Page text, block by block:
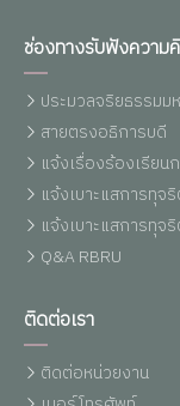
ช่องทางรับฟังความ
ประมวลจริยธรรมม
สายตรงอธิการบดี
แจ้งเรื่องร้องเรีย
แจ้งเบาะแสการทุจ
แจ้งเบาะแสการทุจ
Q&A RBRU
ติดต่อเรา
ติดต่อหน่วยงาน